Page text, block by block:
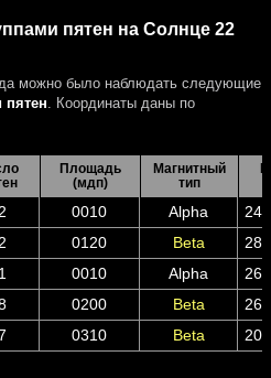
пятен на Солнце 22
можно было наблюдать следующие
пятен . Координаты даны по
Площадь
(мдп)
Магнитный
тип
В
0010 Alpha
24
0120 Beta
28
0010 Alpha
26
0200 Beta
26
0310 Beta 20